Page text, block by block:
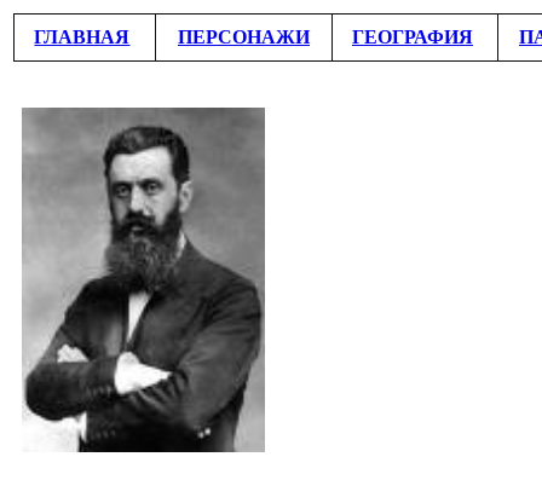
ГЛАВНАЯ ПЕРСОНАЖИ ГЕОГРАФИЯ